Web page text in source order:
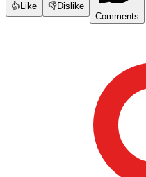
👍Like 👎Dislike
Comments